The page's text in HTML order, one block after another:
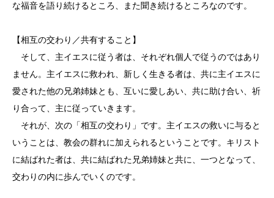
な福音を語り続けるところ、また聞き続けるところなのです。
【相互の交わり／共有すること】
そして、主イエスに従う者は、それぞれ個人で従うのではあり
ません。主イエスに救われ、新しく生きる者は、共に主イエスに
愛された他の兄弟姉妹とも、互いに愛しあい、共に助け合い、祈
り合って、主に従っていきます。
それが、次の「相互の交わり」です。主イエスの救いに与ると
いうことは、教会の群れに加えられるということです。キリスト
に結ばれた者は、共に結ばれた兄弟姉妹と共に、一つとなって、
交わりの内に歩んでいくのです。